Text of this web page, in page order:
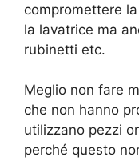
compromettere
la lavatrice ma
rubinetti etc.
Meglio non fare
che non hanno
utilizzano pezzi
perché questo